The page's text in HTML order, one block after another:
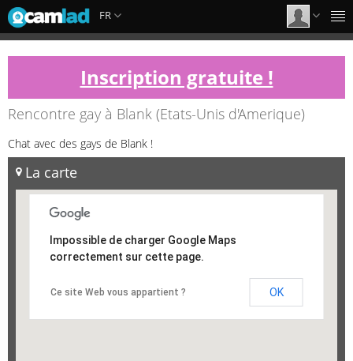
FR
Inscription gratuite !
Rencontre gay à Blank (Etats-Unis d'Amerique)
Chat avec des gays de Blank !
La carte
Impossible de charger Google Maps
correctement sur cette page.
Ce site Web vous appartient ? OK